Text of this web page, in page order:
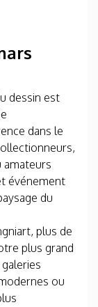
dessin est
dans le
amateurs
événement
du
plus de
plus grand
ou